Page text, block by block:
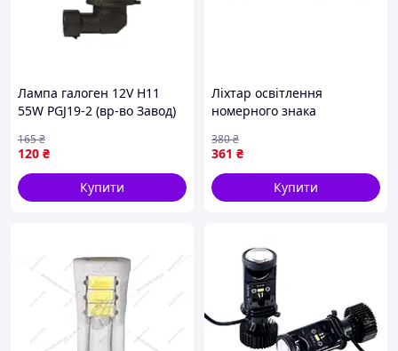
Лампа галоген 12V H11
55W PGJ19-2 (вр-во Завод)
120 ₴
165₴
Купити
Ліхтар освітлення
номерного знака
ОЕМ 99OT005E (вр-во
Polcar Польща) ВСС
361 ₴
380₴
Купити